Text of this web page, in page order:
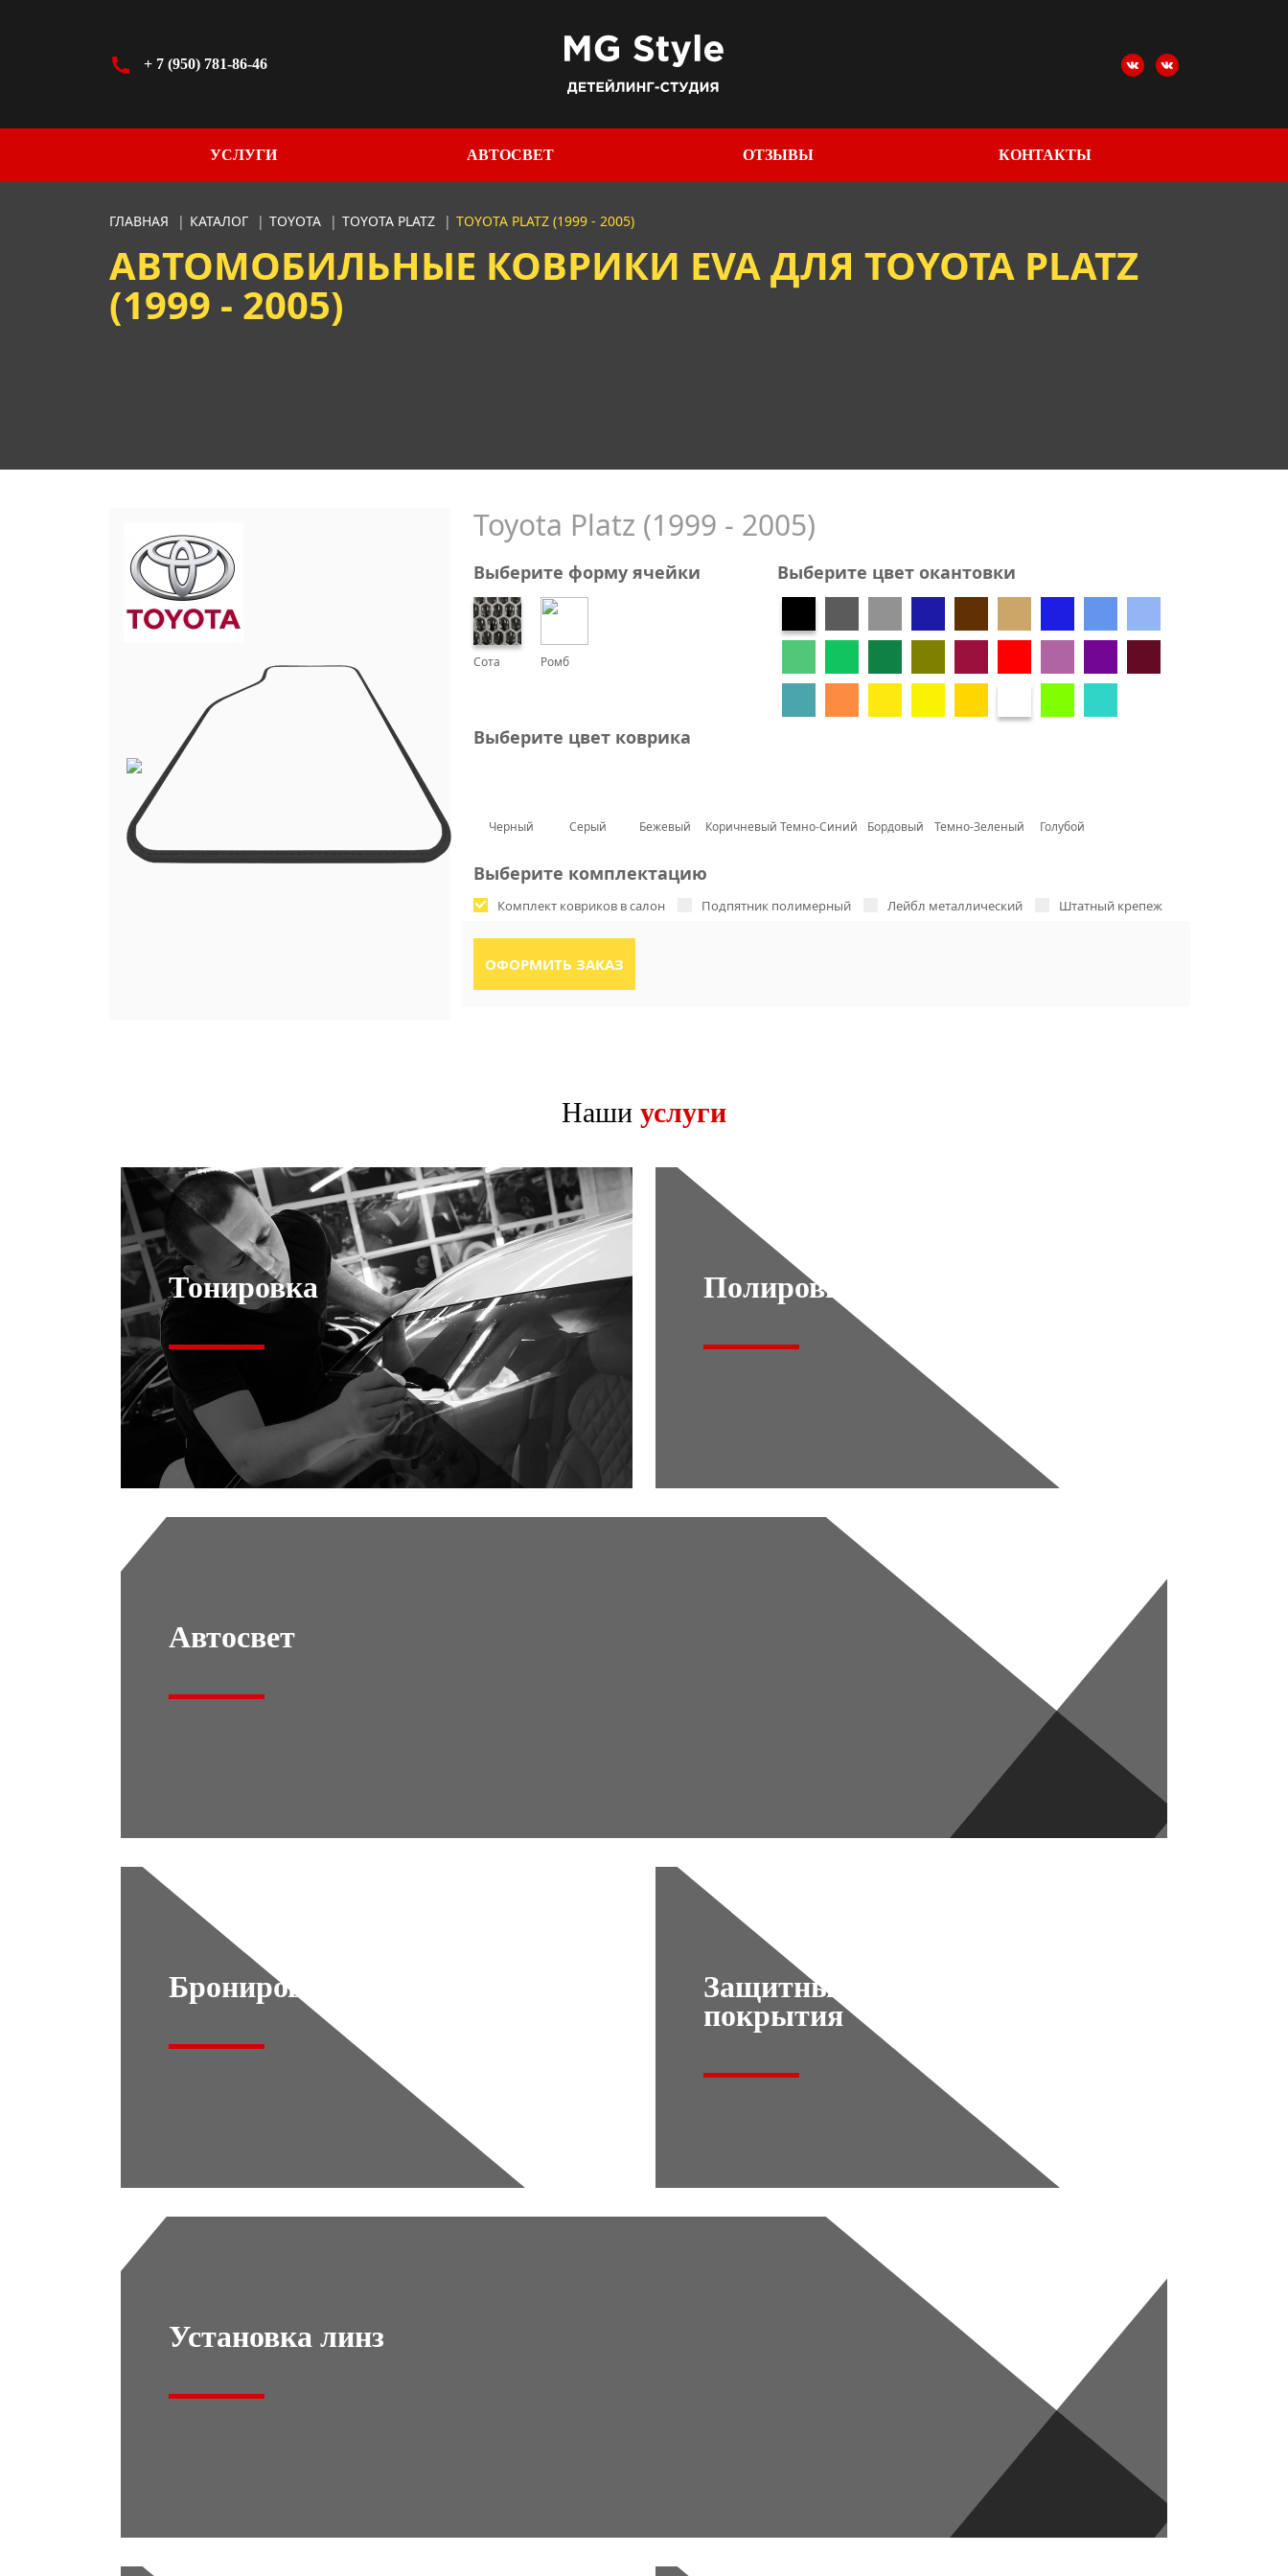
+ 7 (950) 781-86-46
УСЛУГИ АВТОСВЕТ ОТЗЫВЫ КОНТАКТЫ
ГЛАВНАЯ | КАТАЛОГ | TOYOTA | TOYOTA PLATZ | TOYOTA PLATZ (1999 - 2005)
АВТОМОБИЛЬНЫЕ КОВРИКИ EVA ДЛЯ TOYOTA PLATZ
(1999 - 2005)
Toyota Platz (1999 - 2005)
Выберите форму ячейки
Сота Ромб
Выберите цвет окантовки
Выберите цвет коврика
Черный Серый Бежевый Коричневый Темно-Синий Бордовый Темно-Зеленый Голубой
Выберите комплектацию
Комплект ковриков в салон Подпятник полимерный Лейбл металлический Штатный крепеж
Наши услуги
Тонировка Полировка
Автосвет
Бронирование
Защитные
покрытия
Установка линз